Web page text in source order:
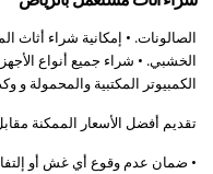
الصالونات. • إمكانية شراء أثاث
الخشبي. • شراء جميع أنواع
الكمبيوتر المكتبية والمحمولة و
تقديم أفضل الأسعار الممكنة
• ضمان عدم وقوع أي غش أو